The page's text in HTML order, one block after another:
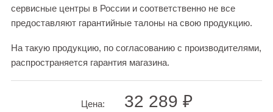
сервисные центры в России и соответственно не все
предоставляют гарантийные талоны на свою продукцию.
На такую продукцию, по согласованию с производителями,
распространяется гарантия магазина.
Цена: 32 289 ₽